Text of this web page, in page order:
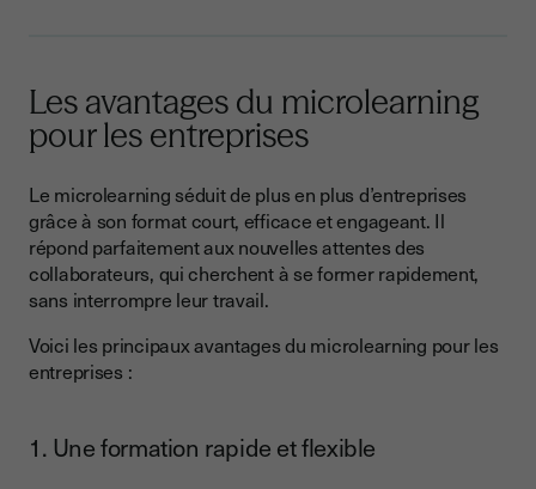
Les avantages du microlearning
pour les entreprises
Le microlearning séduit de plus en plus d’entreprises
grâce à son format court, efficace et engageant. Il
répond parfaitement aux nouvelles attentes des
collaborateurs, qui cherchent à se former rapidement,
sans interrompre leur travail.
Voici les principaux avantages du microlearning pour les
entreprises :
1. Une formation rapide et flexible